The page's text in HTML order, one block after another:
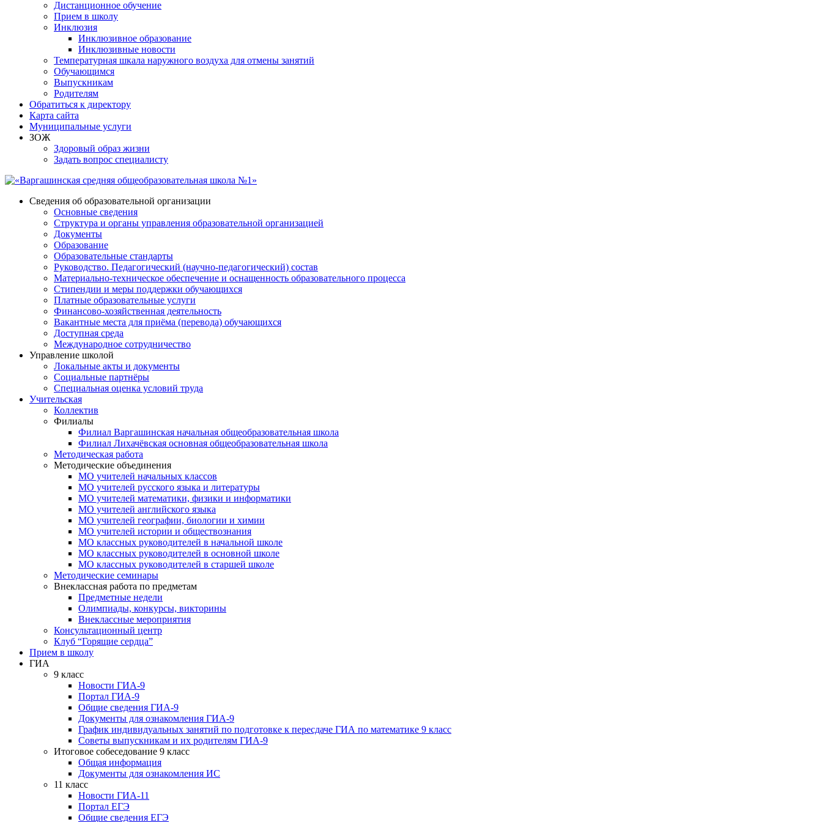
Дистанционное обучение
Прием в школу
Инклюзия
Инклюзивное образование
Инклюзивные новости
Температурная шкала наружного воздуха для отмены занятий
Обучающимся
Выпускникам
Родителям
Обратиться к директору
Карта сайта
Муниципальные услуги
ЗОЖ
Здоровый образ жизни
Задать вопрос специалисту
Сведения об образовательной организации
Основные сведения
Структура и органы управления образовательной организацией
Документы
Образование
Образовательные стандарты
Руководство. Педагогический (научно-педагогический) состав
Материально-техническое обеспечение и оснащенность образовательного процесса
Стипендии и меры поддержки обучающихся
Платные образовательные услуги
Финансово-хозяйственная деятельность
Вакантные места для приёма (перевода) обучающихся
Доступная среда
Международное сотрудничество
Управление школой
Локальные акты и документы
Социальные партнёры
Специальная оценка условий труда
Учительская
Коллектив
Филиалы
Филиал Варгашинская начальная общеобразовательная школа
Филиал Лихачёвская основная общеобразовательная школа
Методическая работа
Методические объединения
МО учителей начальных классов
МО учителей русского языка и литературы
МО учителей математики, физики и информатики
МО учителей английского языка
МО учителей географии, биологии и химии
МО учителей истории и обществознания
МО классных руководителей в начальной школе
МО классных руководителей в основной школе
МО классных руководителей в старшей школе
Методические семинары
Внеклассная работа по предметам
Предметные недели
Олимпиады, конкурсы, викторины
Внеклассные мероприятия
Консультационный центр
Клуб “Горящие сердца”
Прием в школу
ГИА
9 класс
Новости ГИА-9
Портал ГИА-9
Общие сведения ГИА-9
Документы для ознакомления ГИА-9
График индивидуальных занятий по подготовке к пересдаче ГИА по математике 9 класс
Советы выпускникам и их родителям ГИА-9
Итоговое собеседование 9 класс
Общая информация
Документы для ознакомления ИС
11 класс
Новости ГИА-11
Портал ЕГЭ
Общие сведения ЕГЭ